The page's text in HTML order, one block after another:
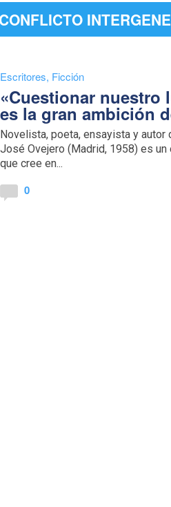
Escritores, Ficción
«Cuestionar nuestro
es la gran ambición
Novelista, poeta, ensayista y
José Ovejero (Madrid, 1958) es
que cree en...
0